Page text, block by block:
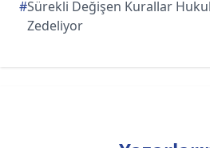
#Sürekli Değişen Kurallar
Zedeliyor